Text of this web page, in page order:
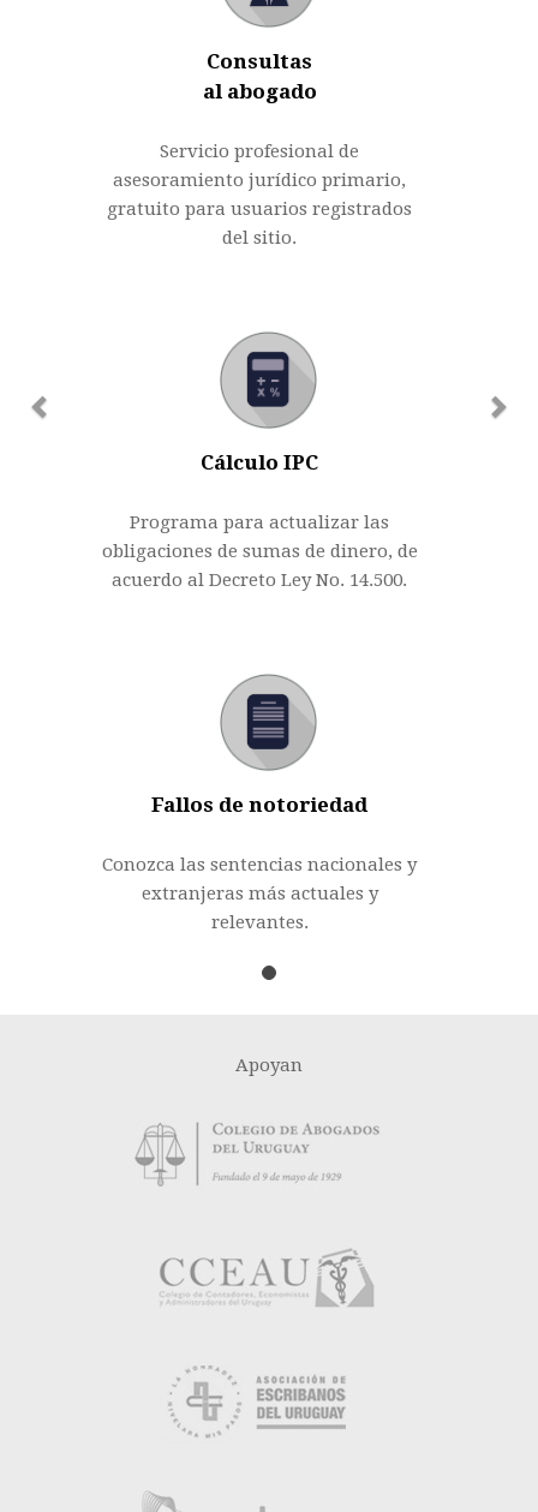
Consultas
al abogado
Servicio profesional de
asesoramiento jurídico primario,
gratuito para usuarios registrados
del sitio.
Cálculo IPC
Programa para actualizar las
obligaciones de sumas de dinero, de
acuerdo al Decreto Ley No. 14.500.
Fallos de notoriedad
Conozca las sentencias nacionales y
extranjeras más actuales y
relevantes.
Apoyan